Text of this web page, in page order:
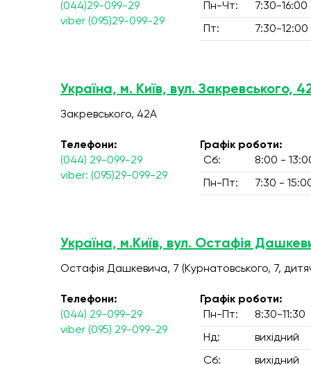
(044)29-099-29
viber (095)29-099-29
Пн-Чт:
7:30-16:00
Пт: 7:30-12:00
Україна, м. Київ, вул. Закревського,
Закревського, 42А
Телефони:
(044) 29-099-29
viber: (095)29-099-29
Графік роботи:
Сб:
8:00 -
Пн-Пт: 7:30 -
Україна, м.Київ, вул. Остафія
Остафія Дашкевича, 7 (Курнатовського, 7,
Телефони:
(044) 29-099-29
viber (095) 29-099-29
Графік роботи:
Пн-Пт:
8:30-11:30
Нд: вихідний
Сб: вихідний